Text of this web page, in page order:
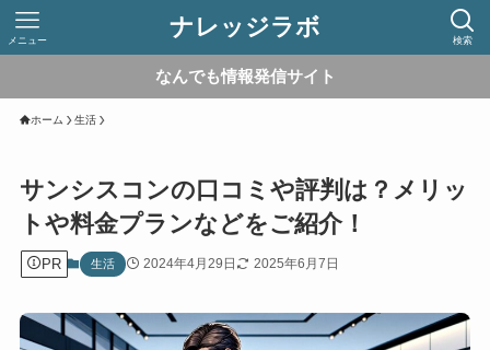
ナレッジラボ 検索
メニュー
なんでも情報発信サイト
ホーム 生活
サンシスコンの口コミや評判は？メリッ
トや料金プランなどをご紹介！
PR 生活 2024年4月29日 2025年6月7日